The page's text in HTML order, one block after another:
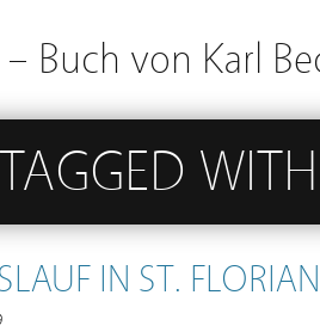
Buch von Karl
IN ST.